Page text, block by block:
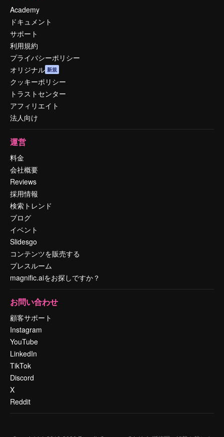
Academy
ドキュメント
サポート
利用規約
プライバシーポリシー
オリジナル 新規
クッキーポリシー
トラストセンター
アフィリエイト
法人向け
運営
料金
会社概要
Reviews
採用情報
検索トレンド
ブログ
イベント
Slidesgo
コンテンツを販売する
プレスルーム
magnific.aiをお探しですか？
お問い合わせ
顧客サポート
Instagram
YouTube
LinkedIn
TikTok
Discord
X
Reddit